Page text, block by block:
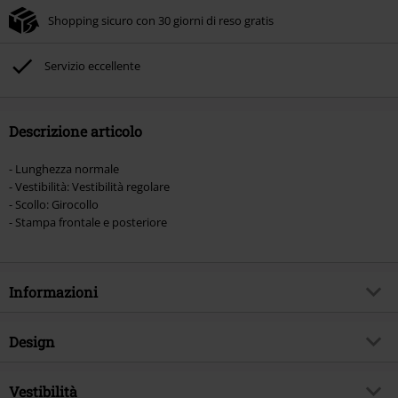
Shopping sicuro con 30 giorni di reso gratis
Servizio eccellente
Descrizione articolo
- Lunghezza normale
- Vestibilità: Vestibilità regolare
- Scollo: Girocollo
- Stampa frontale e posteriore
Informazioni
Codice articolo
Genere Musicale
Design
Tipologia prodotto
Vestibilità